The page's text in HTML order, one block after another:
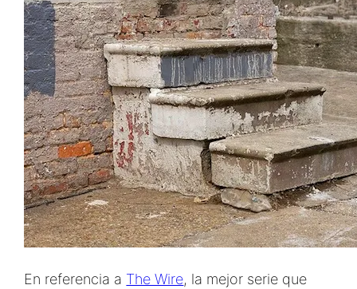
En referencia a The Wire, la mejor serie que